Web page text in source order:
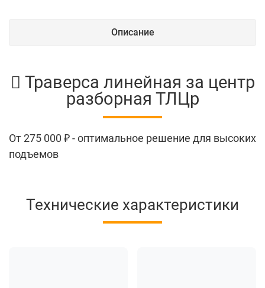
Описание
Траверса линейная за центр
разборная ТЛЦр
От275 000 ₽- оптимальное решение для высоких
подъемов
Технические характеристики